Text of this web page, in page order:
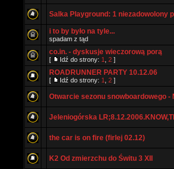
Salka Playground: 1 niezadowolony
i to by było na tyle...
spadam z tąd
co.in. - dyskusje wieczorową porą
[ Idź do strony: 1 2 ]
ROADRUNNER PARTY 10.12.06
[ Idź do strony: 1 2 ]
Otwarcie sezonu snowboardowego -
Jeleniogórska
the car is on fire (firlej 02.12)
K2 Od zmierzchu do Świtu 3 XII